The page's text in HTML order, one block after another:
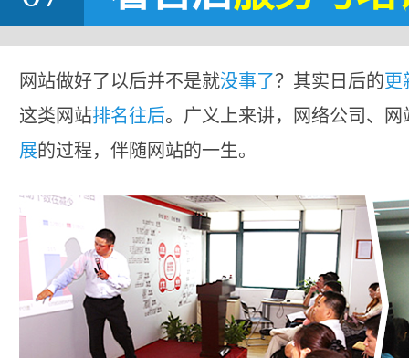
网站做好了以后并不是就没事了？其实日后的更
这类网站排名往后。广义上来讲，网络公司、
展的过程，伴随网站的一生。